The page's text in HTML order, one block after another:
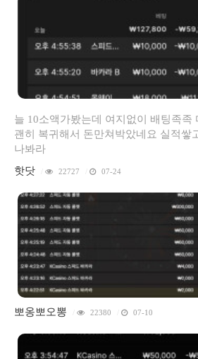
늘 10소액가봤는데 여지없이 배팅족족
괜히 복귀해서 돈만쳐박았네요 실적쌓
나봐라
핫닷
22727 07-24
뽀옹뽀오뽕
22380 07-10